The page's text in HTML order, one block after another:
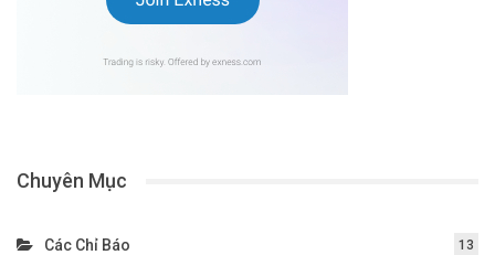
Chuyên Mục
Các Chỉ Báo 13